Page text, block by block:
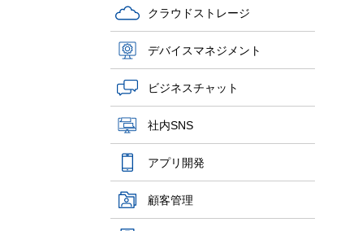
クラウドストレージ
デバイスマネジメント
ビジネスチャット
社内SNS
アプリ開発
顧客管理